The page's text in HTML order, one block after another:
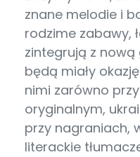
znane melodie i
rodzime zabawy,
zintegrują z nową
będą miały
nimi zarówno
oryginalnym,
przy nagraniach,
literackie